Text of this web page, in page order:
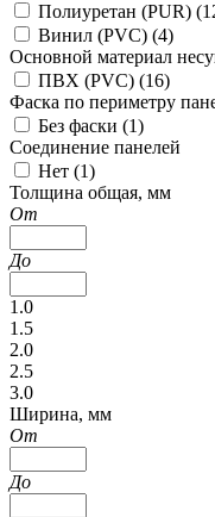
Полиуретан (PUR) (
Винил (PVC) (4)
Основной материал
ПВХ (PVC) (16)
Фаска по периметру
Без фаски (1)
Соединение панелей
Нет (1)
Толщина общая, мм
От
До
1.0
1.5
2.0
2.5
3.0
Ширина, мм
От
До